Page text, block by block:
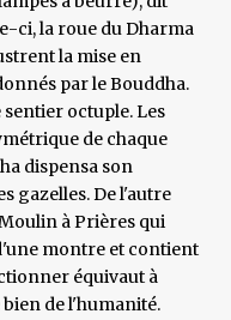
ci, la roue du Dharma
la mise en
par le Bouddha.
octuple. Les
de chaque
dispensa son
gazelles. De l'autre
à Prières qui
montre et contient
équivaut à
de l'humanité.